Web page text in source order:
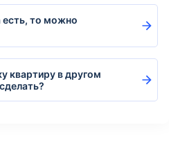
есть, то можно
квартиру в другом